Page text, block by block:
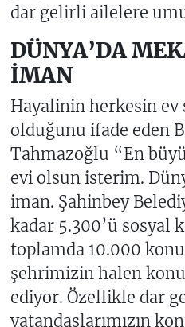
dar gelirli ailelere
DÜNYA’DA
İMAN
Hayalinin herkesin ev
olduğunu ifade eden
Tahmazoğlu “En
evi olsun isterim.
iman. Şahinbey
kadar 5.300’ü sosyal
toplamda 10.000
şehrimizin halen
ediyor. Özellikle dar
vatandaşlarımızın